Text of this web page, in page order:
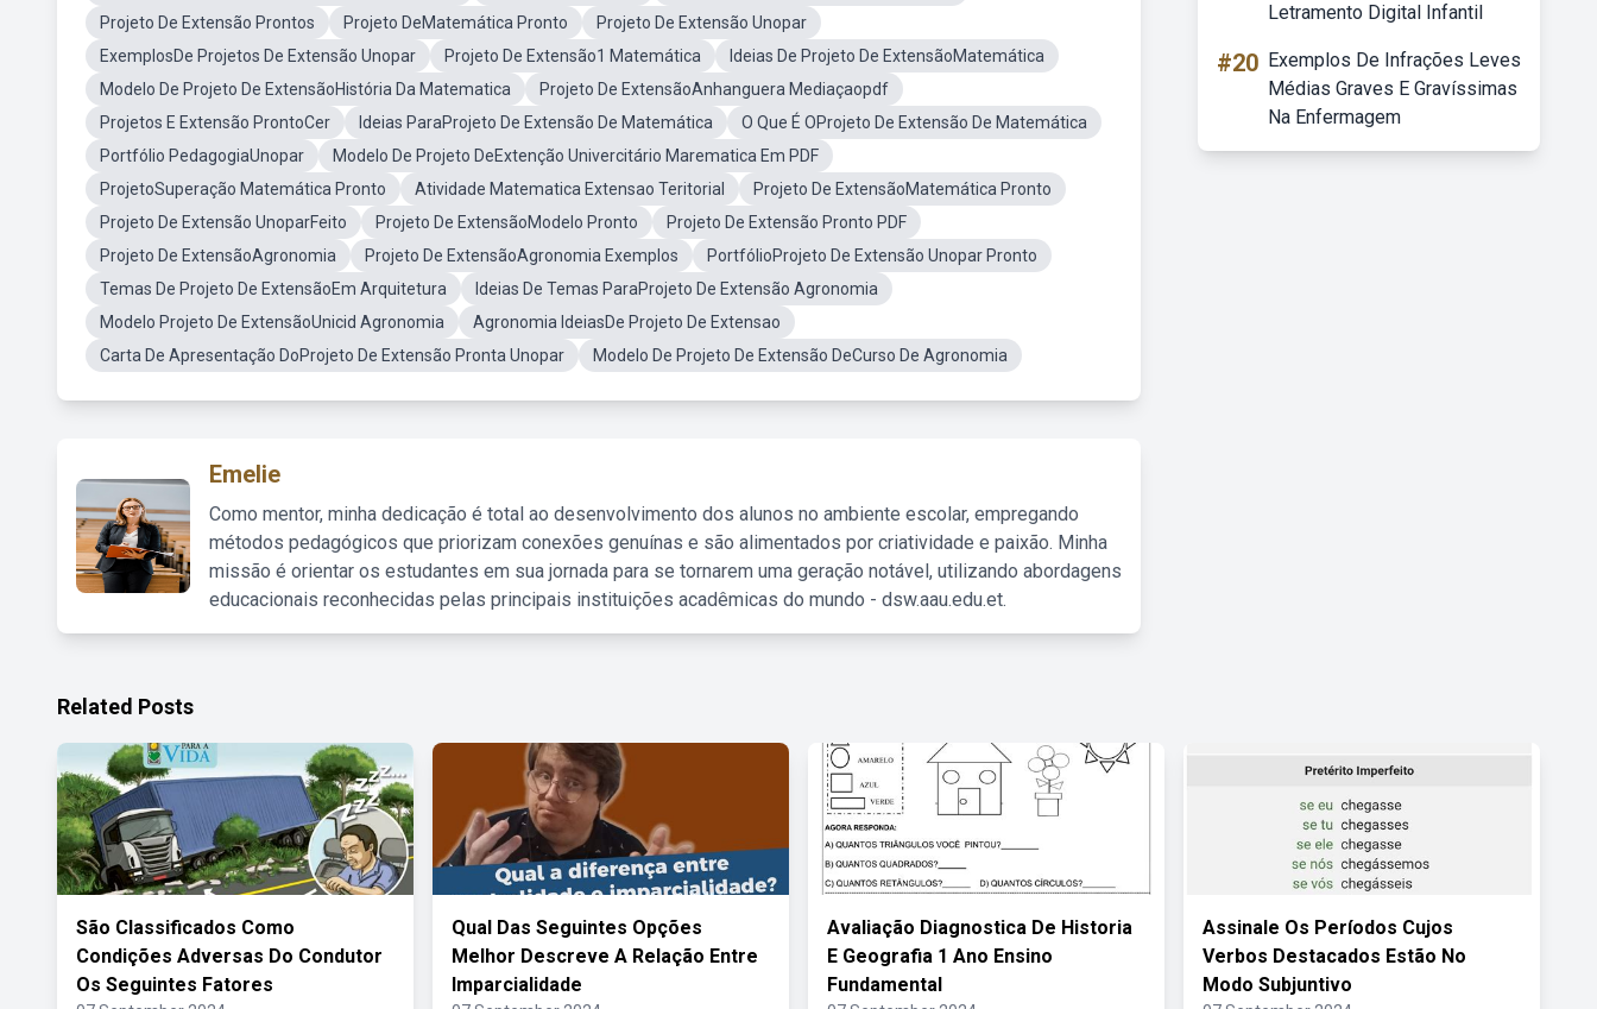
Projeto De Extensão Prontos
Projeto DeMatemática Pronto
Projeto De Extensão Unopar
ExemplosDe Projetos De Extensão Unopar
Projeto De Extensão1 Matemática
Ideias De Projeto De ExtensãoMatemática
Modelo De Projeto De ExtensãoHistória Da Matematica
Projeto De ExtensãoAnhanguera Mediaçaopdf
Projetos E Extensão ProntoCer
Ideias ParaProjeto De Extensão De Matemática
O Que É OProjeto De Extensão De Matemática
Portfólio PedagogiaUnopar
Modelo De Projeto DeExtenção Univercitário Marematica Em PDF
ProjetoSuperação Matemática Pronto
Atividade Matematica Extensao Teritorial
Projeto De ExtensãoMatemática Pronto
Projeto De Extensão UnoparFeito
Projeto De ExtensãoModelo Pronto
Projeto De Extensão Pronto PDF
Projeto De ExtensãoAgronomia
Projeto De ExtensãoAgronomia Exemplos
PortfólioProjeto De Extensão Unopar Pronto
Temas De Projeto De ExtensãoEm Arquitetura
Ideias De Temas ParaProjeto De Extensão Agronomia
Modelo Projeto De ExtensãoUnicid Agronomia
Agronomia IdeiasDe Projeto De Extensao
Carta De Apresentação DoProjeto De Extensão Pronta Unopar
Modelo De Projeto De Extensão DeCurso De Agronomia
Emelie
Como mentor, minha dedicação é total ao desenvolvimento dos alunos no ambiente escolar, empregando
métodos pedagógicos que priorizam conexões genuínas e são alimentados por criatividade e paixão. Minha
missão é orientar os estudantes em sua jornada para se tornarem uma geração notável, utilizando abordagens
educacionais reconhecidas pelas principais instituições acadêmicas do mundo - dsw.aau.edu.et.
Letramento Digital Infantil
#20 Exemplos De Infrações Leves
Médias Graves E Gravíssimas
Na Enfermagem
Related Posts
São Classificados Como
Condições Adversas Do Condutor
Os Seguintes Fatores
Qual Das Seguintes Opções
Melhor Descreve A Relação Entre
Imparcialidade
Avaliação Diagnostica De Historia
E Geografia 1 Ano Ensino
Fundamental
Assinale Os Períodos Cujos
Verbos Destacados Estão No
Modo Subjuntivo